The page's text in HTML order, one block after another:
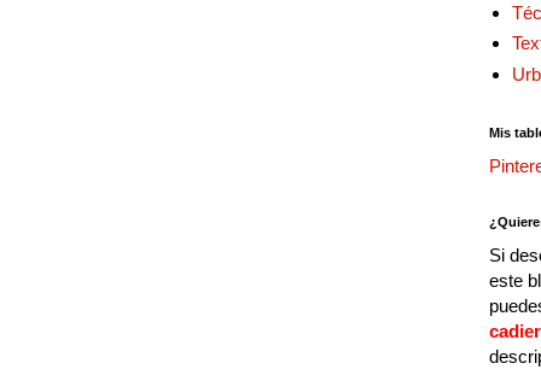
Mis
Si
este